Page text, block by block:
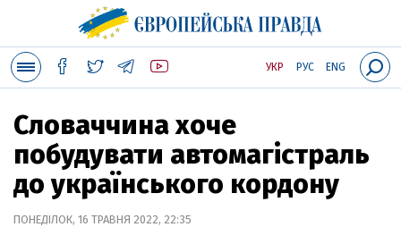
УКР РУС ENG
Словаччина хоче
побудувати автомагістраль
до українського кордону
ПОНЕДІЛОК, 16 ТРАВНЯ 2022, 22:35